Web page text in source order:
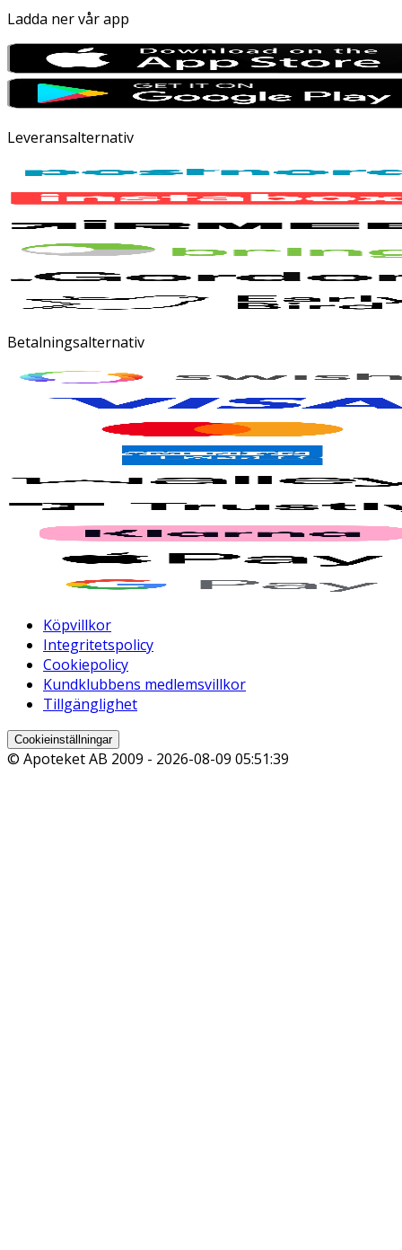
Ladda ner vår app
Leveransalternativ
Betalningsalternativ
Köpvillkor
Integritetspolicy
Cookiepolicy
Kundklubbens medlemsvillkor
Tillgänglighet
Cookieinställningar
© Apoteket AB 2009 - 2026-08-09 05:51:39